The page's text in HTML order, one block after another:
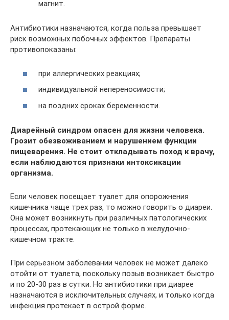
магнит.
Антибиотики назначаются, когда польза превышает
риск возможных побочных эффектов. Препараты
противопоказаны:
при аллергических реакциях;
индивидуальной непереносимости;
на поздних сроках беременности.
Диарейный синдром опасен для жизни человека.
Грозит обезвоживанием и нарушением функции
пищеварения. Не стоит откладывать поход к врачу,
если наблюдаются признаки интоксикации
организма.
Если человек посещает туалет для опорожнения
кишечника чаще трех раз, то можно говорить о диареи.
Она может возникнуть при различных патологических
процессах, протекающих не только в желудочно-
кишечном тракте.
При серьезном заболевании человек не может далеко
отойти от туалета, поскольку позыв возникает быстро
и по 20-30 раз в сутки. Но антибиотики при диарее
назначаются в исключительных случаях, и только когда
инфекция протекает в острой форме.